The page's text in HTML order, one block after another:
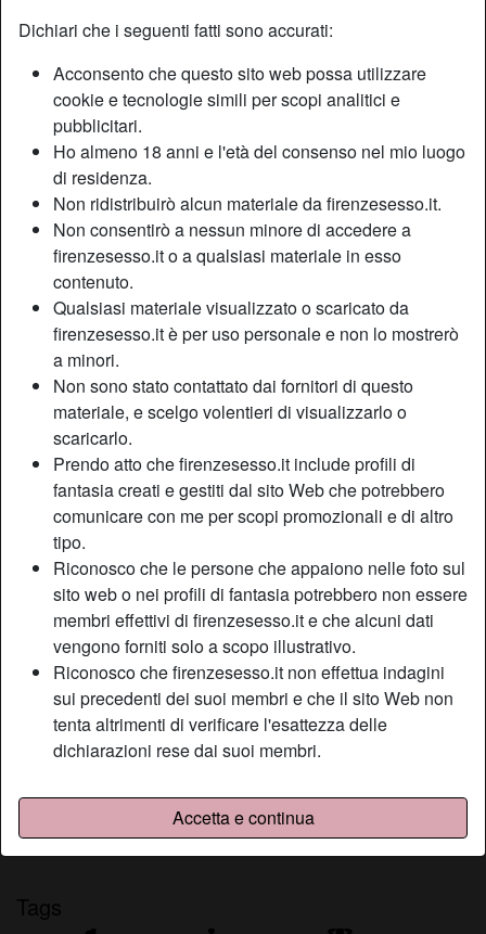
Dichiari che i seguenti fatti sono accurati:
Acconsento che questo sito web possa utilizzare
cookie e tecnologie simili per scopi analitici e
pubblicitari.
Ho almeno 18 anni e l'età del consenso nel mio luogo
di residenza.
Non ridistribuirò alcun materiale da firenzesesso.it.
Non consentirò a nessun minore di accedere a
firenzesesso.it o a qualsiasi materiale in esso
contenuto.
Qualsiasi materiale visualizzato o scaricato da
firenzesesso.it è per uso personale e non lo mostrerò
a minori.
Non sono stato contattato dai fornitori di questo
materiale, e scelgo volentieri di visualizzarlo o
scaricarlo.
Prendo atto che firenzesesso.it include profili di
fantasia creati e gestiti dal sito Web che potrebbero
comunicare con me per scopi promozionali e di altro
tipo.
Riconosco che le persone che appaiono nelle foto sul
sito web o nei profili di fantasia potrebbero non essere
membri effettivi di firenzesesso.it e che alcuni dati
vengono forniti solo a scopo illustrativo.
Riconosco che firenzesesso.it non effettua indagini
sui precedenti dei suoi membri e che il sito Web non
tenta altrimenti di verificare l'esattezza delle
dichiarazioni rese dai suoi membri.
Accetta e continua
Nickname:
Età:
52
Paese:
Italia
Provincia:
Firenze
Sesso:
Donna
Sessualità:
Relazione:
Single
Colore dei capelli:
Bionde
Depilata:
Sì
Fumatrice:
Descrizione
Mi piace il sesso fatto bene, quindi con me non ti conviene
aver fretta. Adoro i preliminari, mi piace farmi leccare
ovunque e mi concedono senza troppi limiti. Non essere
timido con me, ti voglio sicuro di te, intraprendente e virile,
contattami.
Sta cercando
Uomo, Etero
Tags